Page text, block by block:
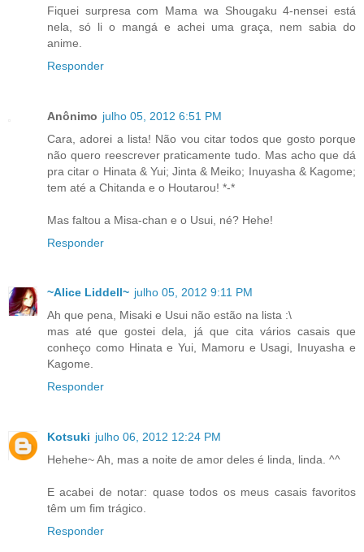
Fiquei surpresa com Mama wa Shougaku 4-nensei está
nela, só li o mangá e achei uma graça, nem sabia do
anime.
Responder
Anônimo julho 05, 2012 6:51 PM
Cara, adorei a lista! Não vou citar todos que gosto porque
não quero reescrever praticamente tudo. Mas acho que dá
pra citar o Hinata & Yui; Jinta & Meiko; Inuyasha & Kagome;
tem até a Chitanda e o Houtarou! *-*
Mas faltou a Misa-chan e o Usui, né? Hehe!
Responder
~Alice Liddell~ julho 05, 2012 9:11 PM
Ah que pena, Misaki e Usui não estão na lista :\
mas até que gostei dela, já que cita vários casais que
conheço como Hinata e Yui, Mamoru e Usagi, Inuyasha e
Kagome.
Responder
Kotsuki julho 06, 2012 12:24 PM
Hehehe~ Ah, mas a noite de amor deles é linda, linda. ^^
E acabei de notar: quase todos os meus casais favoritos
têm um fim trágico.
Responder